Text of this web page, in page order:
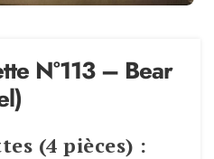
N°113 – Bear
(4 pièces) :